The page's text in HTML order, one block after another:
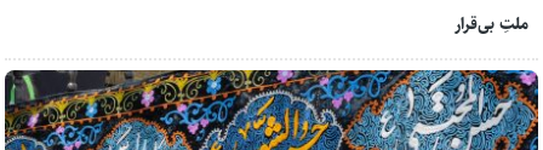
ملتِ بی‌قرار